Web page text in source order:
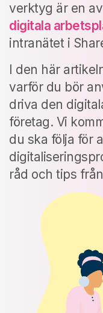
verktyg är en
digitala
intranätet i
I den här
varför du bör
driva den
företag. Vi
du ska följa för
råd och tips